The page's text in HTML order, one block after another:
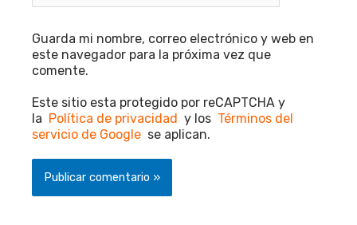
Guarda mi nombre, correo electrónico y web en
este navegador para la próxima vez que
comente.
Este sitio esta protegido por reCAPTCHA y
la Política de privacidad y los Términos del
servicio de Google se aplican.